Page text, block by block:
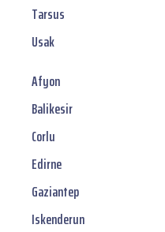
Tarsus
Usak
Afyon
Balikesir
Corlu
Edirne
Gaziantep
Iskenderun